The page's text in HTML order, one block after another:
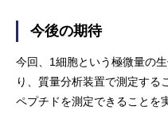
今後の期待
今回、1細胞という極微量の
り、質量分析装置で測定する
ペプチドを測定できることを